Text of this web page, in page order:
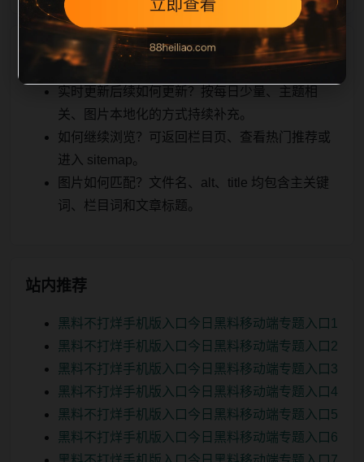
相关问题
实时更新后续如何更新？按每日少量、主题相
关、图片本地化的方式持续补充。
如何继续浏览？可返回栏目页、查看热门推荐或
进入 sitemap。
图片如何匹配？文件名、alt、title 均包含主关键
词、栏目词和文章标题。
站内推荐
黑料不打烊手机版入口今日黑料移动端专题入口1
黑料不打烊手机版入口今日黑料移动端专题入口2
黑料不打烊手机版入口今日黑料移动端专题入口3
黑料不打烊手机版入口今日黑料移动端专题入口4
黑料不打烊手机版入口今日黑料移动端专题入口5
黑料不打烊手机版入口今日黑料移动端专题入口6